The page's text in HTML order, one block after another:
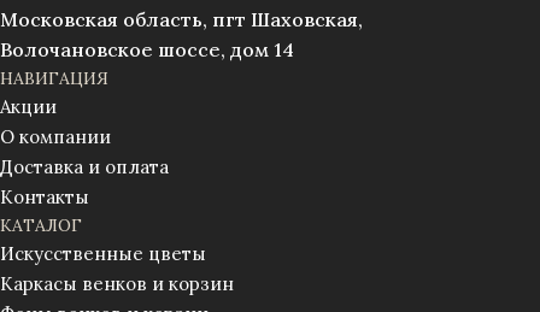
Московская область, пгт Шаховская,
Волочановское шоссе, дом 14
НАВИГАЦИЯ
Акции
О компании
Доставка и оплата
Контакты
КАТАЛОГ
Искусственные цветы
Каркасы венков и корзин